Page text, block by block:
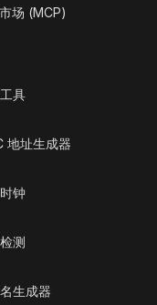
场 (MCP)
具
地址生成器
钟
测
生成器
轻松
Start,
Plus, and Pro
of collaboration
you're using the
the Pro plan for
Experience the